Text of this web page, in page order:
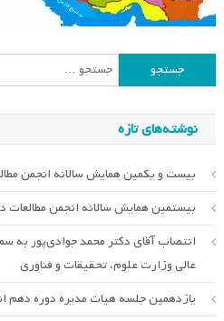
جستجو
برای:
نوشته‌های تازه
بیست و یکمین همایش سالانه انجمن
بیستمین همایش سالانه انجمن مطالعات
انتصاب آقای دکتر محمد جوادی‌پور به
عالی وزارت علوم، تحقیقات و فناوری
یازدهمین جلسه هیات مدیره دوره دهم